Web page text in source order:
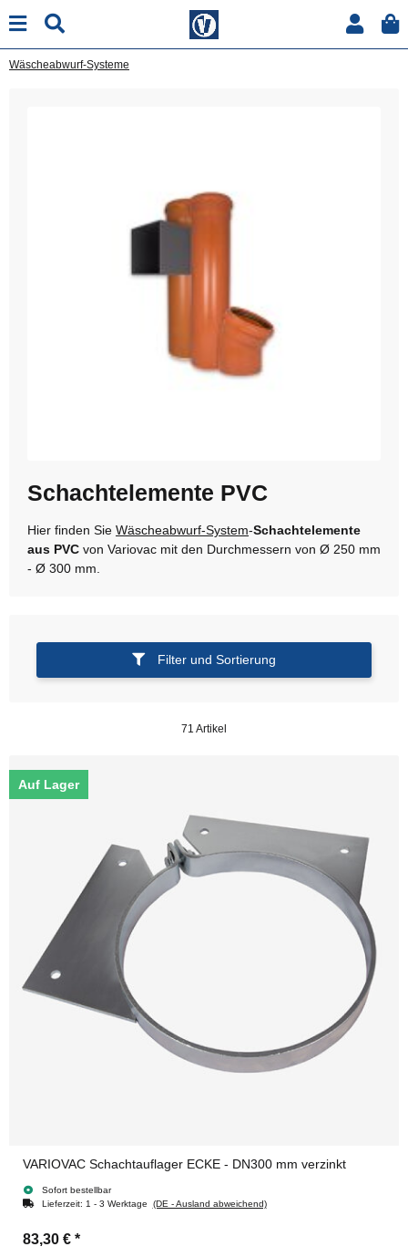
Wäscheabwurf-Systeme
Schachtelemente PVC
Hier finden Sie Wäscheabwurf-System-Schachtelemente
aus PVC von Variovac mit den Durchmessern von Ø 250 mm
- Ø 300 mm.
Filter und Sortierung
71 Artikel
Auf Lager
VARIOVAC Schachtauflager ECKE - DN300 mm verzinkt
Sofort bestellbar
Lieferzeit: 1 - 3 Werktage (DE - Ausland abweichend)
83,30 € *